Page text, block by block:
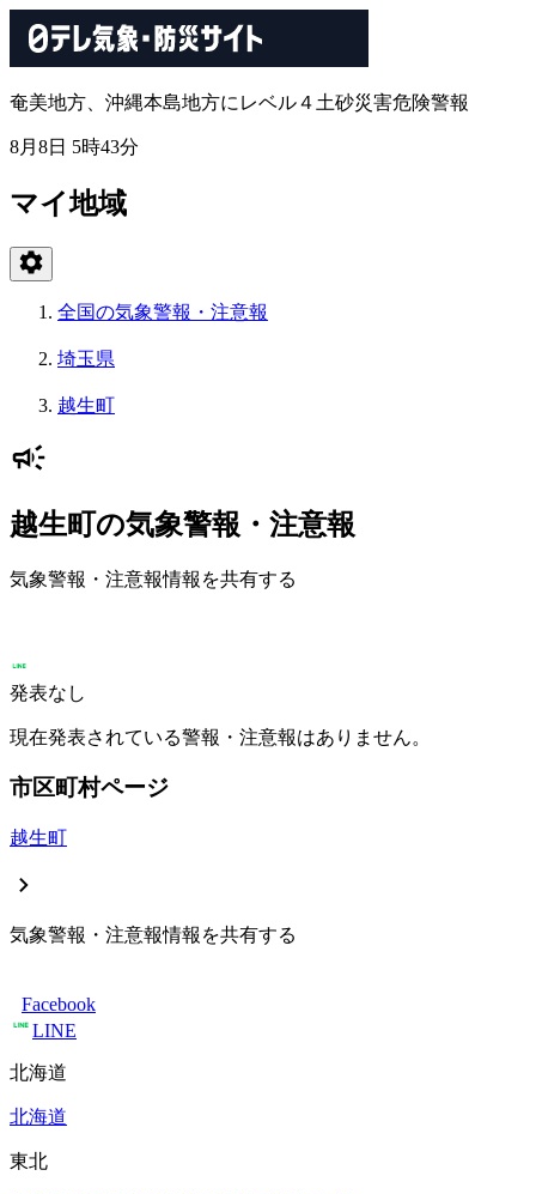
奄美地方、沖縄本島地方にレベル４土砂災害危険警報
8月8日 5時43分
マイ地域
全国の気象警報・注意報
埼玉県
越生町
越生町の気象警報・注意報
気象警報・注意報情報を共有する
発表なし
現在発表されている警報・注意報はありません。
市区町村ページ
越生町
気象警報・注意報情報を共有する
Facebook
LINE
北海道
北海道
東北